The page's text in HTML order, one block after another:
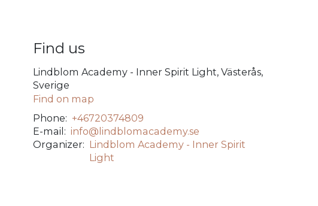
Find us
Lindblom Academy - Inner Spirit Light, Västerås,
Sverige
Find on map
Phone: +46720374809
E-mail: info@lindblomacademy.se
Organizer: Lindblom Academy - Inner Spirit
Light